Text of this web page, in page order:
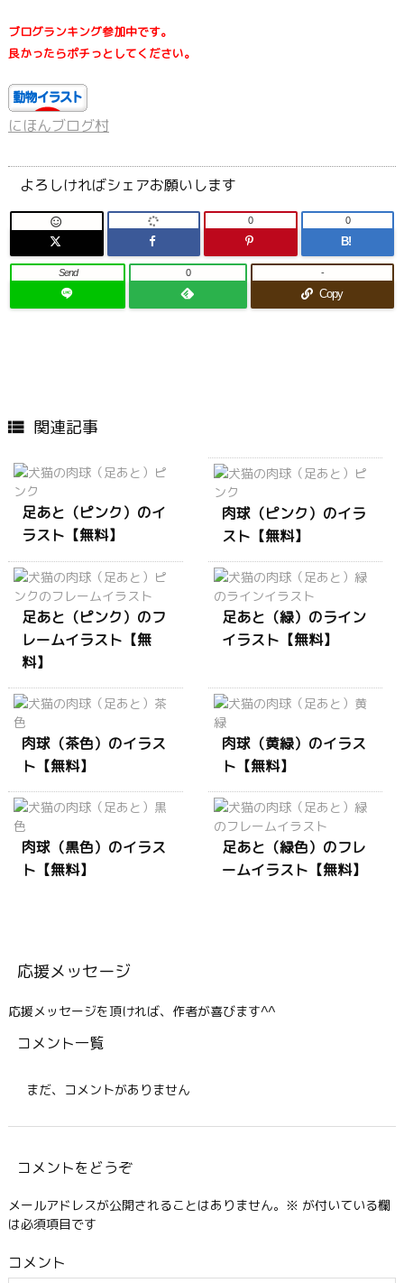
ブログランキング参加中です。
良かったらポチっとしてください。
にほんブログ村
よろしければシェアお願いします
 0
B!
0
Send 0
Copy
-
 関連記事
足あと（ピンク）のイ
ラスト【無料】
肉球（ピンク）のイラ
スト【無料】
足あと（ピンク）のフ
レームイラスト【無
料】
足あと（緑）のライン
イラスト【無料】
肉球（茶色）のイラス
ト【無料】
肉球（黄緑）のイラス
ト【無料】
肉球（黒色）のイラス
ト【無料】
足あと（緑色）のフレ
ームイラスト【無料】
応援メッセージ
応援メッセージを頂ければ、作者が喜びます^^
コメント一覧
まだ、コメントがありません
コメントをどうぞ
メールアドレスが公開されることはありません。 ※ が付いている欄
は必須項目です
コメント